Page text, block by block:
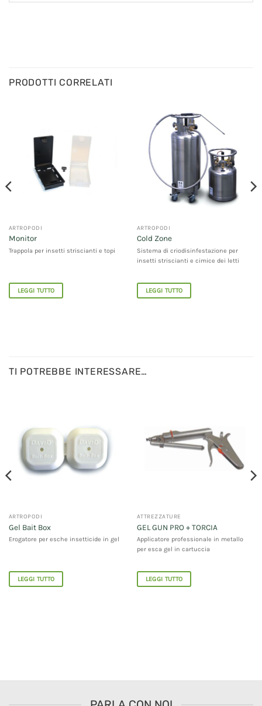
PRODOTTI CORRELATI
ARTROPODI
Monitor
Trappola per insetti striscianti e topi
LEGGI TUTTO
ARTROPODI
Cold Zone
Sistema di criodisinfestazione per
insetti striscianti e cimice dei letti
LEGGI TUTTO
TI POTREBBE INTERESSARE…
ARTROPODI
Gel Bait Box
Erogatore per esche insetticide in gel
LEGGI TUTTO
ATTREZZATURE
GEL GUN PRO + TORCIA
Applicatore professionale in metallo
per esca gel in cartuccia
LEGGI TUTTO